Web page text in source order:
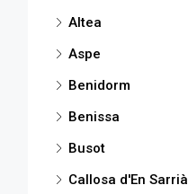
Altea
Aspe
Benidorm
Benissa
Busot
Callosa d'En Sarrià